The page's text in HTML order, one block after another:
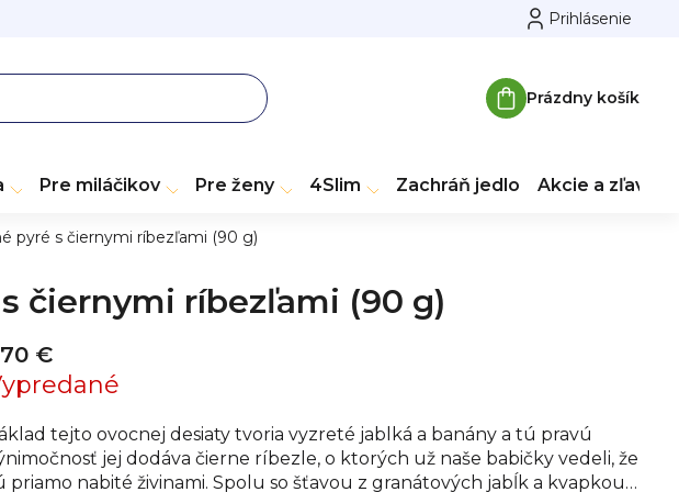
Prihlásenie
Nákupný
Prázdny košík
Pre miláčikov Pre ženy 4Slim Zachráň jedlo Akcie a zľavy
pyré s čiernymi ríbezľami (90 g)
čiernymi ríbezľami (90 g)
€
tejto ovocnej desiaty tvoria vyzreté jablká a banány a tú pravú
jej dodáva čierne ríbezle, o ktorých už naše babičky vedeli, že
priamo nabité živinami. Spolu so šťavou z granátových jabĺk a kvapkou